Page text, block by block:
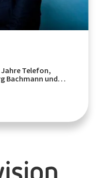
Telefon,
Bachmann und